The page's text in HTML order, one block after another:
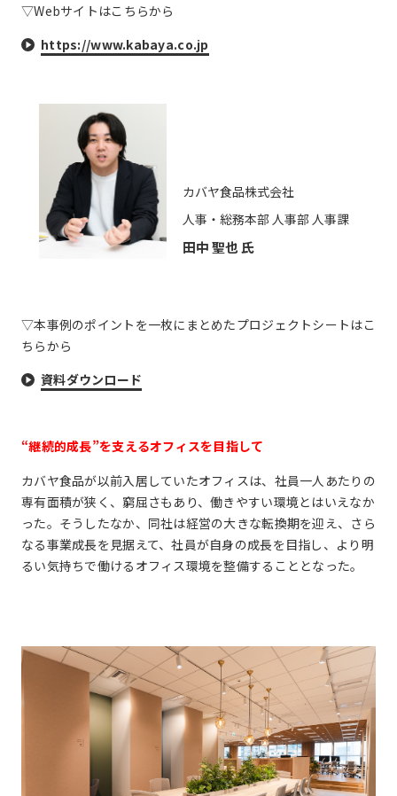
▽Webサイトはこちらから
https://www.kabaya.co.jp
カバヤ食品株式会社
人事・総務本部 人事部 人事課
田中 聖也 氏
▽本事例のポイントを一枚にまとめたプロジェクトシートはこ
ちらから
資料ダウンロード
“継続的成長”を支えるオフィスを目指して
カバヤ食品が以前入居していたオフィスは、社員一人あたりの
専有面積が狭く、窮屈さもあり、働きやすい環境とはいえなか
った。そうしたなか、同社は経営の大きな転換期を迎え、さら
なる事業成長を見据えて、社員が自身の成長を目指し、より明
るい気持ちで働けるオフィス環境を整備することとなった。